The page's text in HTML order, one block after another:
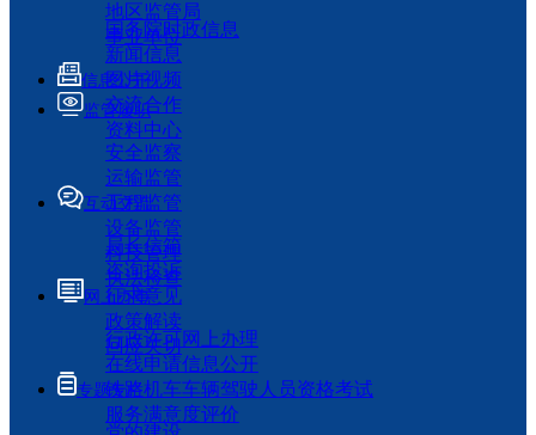
地区监管局
事业单位
国务院时政信息
新闻信息
图片视频
交流合作
资料中心
信息公开
监管履职
安全监察
运输监管
工程监管
设备监管
科技管理
执法检查
互动交流
局长信箱
咨询投诉
征求意见
政策解读
回应关切
网上办事
行政许可网上办理
在线申请信息公开
铁路机车车辆驾驶人员资格考试
服务满意度评价
专题专栏